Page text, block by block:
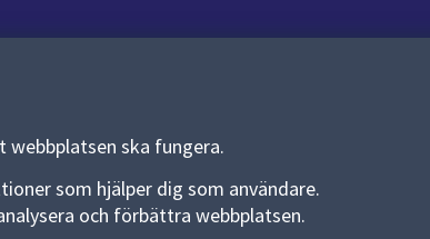
ska fungera.
som hjälper dig som användare.
och förbättra webbplatsen.
Allmänna handlingar och diarium
Behandling av personuppgifter
Kakor